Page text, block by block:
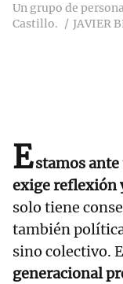
Un grupo de
Castillo.
JAVIER
Estamos ante
exige reflexión
solo tiene
también
sino colectivo.
generacional